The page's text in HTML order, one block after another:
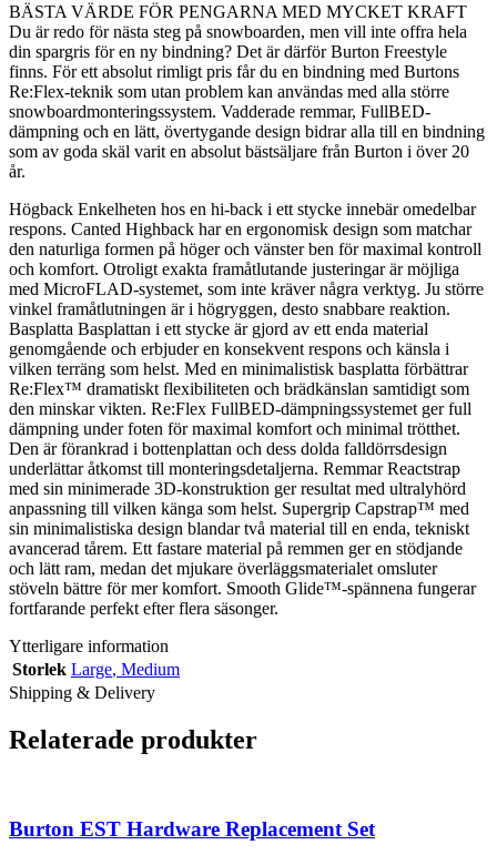
BÄSTA VÄRDE FÖR PENGARNA MED MYCKET KRAFT
Du är redo för nästa steg på snowboarden, men vill inte offra hela
din spargris för en ny bindning? Det är därför Burton Freestyle
finns. För ett absolut rimligt pris får du en bindning med Burtons
Re:Flex-teknik som utan problem kan användas med alla större
snowboardmonteringssystem. Vadderade remmar, FullBED-
dämpning och en lätt, övertygande design bidrar alla till en bindning
som av goda skäl varit en absolut bästsäljare från Burton i över 20
år.
Högback Enkelheten hos en hi-back i ett stycke innebär omedelbar
respons. Canted Highback har en ergonomisk design som matchar
den naturliga formen på höger och vänster ben för maximal kontroll
och komfort. Otroligt exakta framåtlutande justeringar är möjliga
med MicroFLAD-systemet, som inte kräver några verktyg. Ju större
vinkel framåtlutningen är i högryggen, desto snabbare reaktion.
Basplatta Basplattan i ett stycke är gjord av ett enda material
genomgående och erbjuder en konsekvent respons och känsla i
vilken terräng som helst. Med en minimalistisk basplatta förbättrar
Re:Flex™ dramatiskt flexibiliteten och brädkänslan samtidigt som
den minskar vikten. Re:Flex FullBED-dämpningssystemet ger full
dämpning under foten för maximal komfort och minimal trötthet.
Den är förankrad i bottenplattan och dess dolda falldörrsdesign
underlättar åtkomst till monteringsdetaljerna. Remmar Reactstrap
med sin minimerade 3D-konstruktion ger resultat med ultralyhörd
anpassning till vilken känga som helst. Supergrip Capstrap™ med
sin minimalistiska design blandar två material till en enda, tekniskt
avancerad tårem. Ett fastare material på remmen ger en stödjande
och lätt ram, medan det mjukare överläggsmaterialet omsluter
stöveln bättre för mer komfort. Smooth Glide™-spännena fungerar
fortfarande perfekt efter flera säsonger.
Ytterligare information
Storlek Large, Medium
Shipping & Delivery
Relaterade produkter
Burton EST Hardware Replacement Set